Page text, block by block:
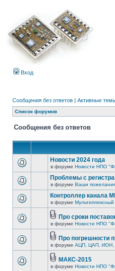
Вход
Сообщения без ответов | Активные
Список форумов
Сообщения без ответов
Новости 2024 года
в форуме Новости НПО
Проблемы с
в форуме Ваши
Контроллер канала
в форуме
Про сроки
в форуме Новости НПО
Про погрешности
в форуме АЦП, ЦАП, ИОН,
МАКС-2015
в форуме Новости НПО